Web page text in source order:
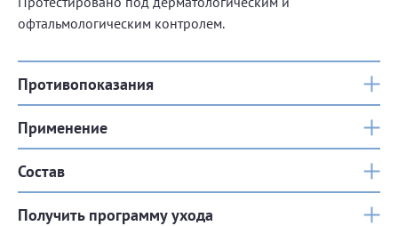
офтальмологическим контролем.
Противопоказания
Применение
Состав
Получить программу ухода